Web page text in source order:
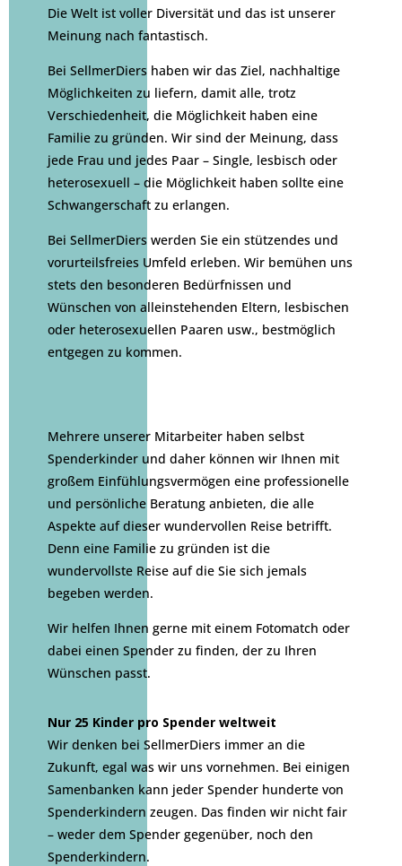
Die Welt ist voller Diversität und das ist unserer
Meinung nach fantastisch.
Bei SellmerDiers haben wir das Ziel, nachhaltige
Möglichkeiten zu liefern, damit alle, trotz
Verschiedenheit, die Möglichkeit haben eine
Familie zu gründen. Wir sind der Meinung, dass
jede Frau und jedes Paar – Single, lesbisch oder
heterosexuell – die Möglichkeit haben sollte eine
Schwangerschaft zu erlangen.
Bei SellmerDiers werden Sie ein stützendes und
vorurteilsfreies Umfeld erleben. Wir bemühen uns
stets den besonderen Bedürfnissen und
Wünschen von alleinstehenden Eltern, lesbischen
oder heterosexuellen Paaren usw., bestmöglich
entgegen zu kommen.
Mehrere unserer Mitarbeiter haben selbst
Spenderkinder und daher können wir Ihnen mit
großem Einfühlungsvermögen eine professionelle
und persönliche Beratung anbieten, die alle
Aspekte auf dieser wundervollen Reise betrifft.
Denn eine Familie zu gründen ist die
wundervollste Reise auf die Sie sich jemals
begeben werden.
Wir helfen Ihnen gerne mit einem Fotomatch oder
dabei einen Spender zu finden, der zu Ihren
Wünschen passt.
Nur 25 Kinder pro Spender weltweit
Wir denken bei SellmerDiers immer an die
Zukunft, egal was wir uns vornehmen. Bei einigen
Samenbanken kann jeder Spender hunderte von
Spenderkindern zeugen. Das finden wir nicht fair
– weder dem Spender gegenüber, noch den
Spenderkindern.